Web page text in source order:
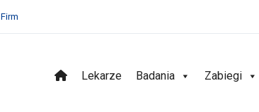
Lekarze Badania Zabiegi